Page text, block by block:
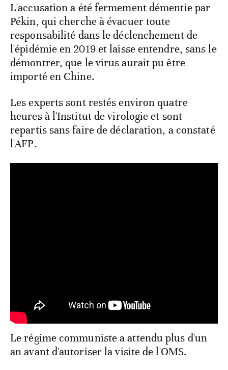
L'accusation a été fermement démentie par
Pékin, qui cherche à évacuer toute
responsabilité dans le déclenchement de
l'épidémie en 2019 et laisse entendre, sans le
démontrer, que le virus aurait pu être
importé en Chine.
Les experts sont restés environ quatre
heures à l'Institut de virologie et sont
repartis sans faire de déclaration, a constaté
l'AFP.
Le régime communiste a attendu plus d'un
an avant d'autoriser la visite de l'OMS.